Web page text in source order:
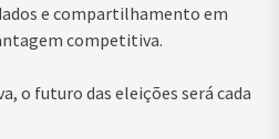
e compartilhamento em
competitiva.
o futuro das eleições será cada